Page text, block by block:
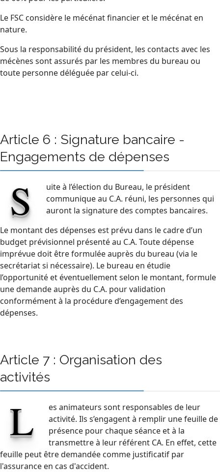
Le FSC considère le mécénat financier et le mécénat en
nature.
Sous la responsabilité du président, les contacts avec les
mécènes sont assurés par les membres du bureau ou
toute personne déléguée par celui-ci.
Article 6 : Signature bancaire -
Engagements de dépenses
S
uite à l’élection du Bureau, le président
communique au C.A. réuni, les personnes qui
auront la signature des comptes bancaires.
Le montant des dépenses est prévu dans le cadre d’un
budget prévisionnel présenté au C.A. Toute dépense
imprévue doit être formulée auprès du bureau (via le
secrétariat si nécessaire). Le bureau en étudie
l’opportunité et éventuellement selon le montant, formule
une demande auprès du C.A. pour validation
conformément à la procédure d’engagement des
dépenses.
Article 7 : Organisation des
activités
L
es animateurs sont responsables de leur
activité. Ils s’engagent à remplir une feuille de
présence pour chaque séance et à la
transmettre à leur référent CA. En effet, cette
feuille peut être demandée comme justificatif par
l'assurance en cas d'accident.